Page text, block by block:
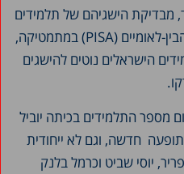
מבדיקת הישגיהם של תלמידים
ישראלים בני 15 במבחני פיז"ה הבין-לאומיים (PISA) במתמטיקה,
הישראלים נוטים להישגים
מספר התלמידים בכיתה יוביל
חדשה, וגם לא ייחודית
יוסי שביט וכרמל בלנק